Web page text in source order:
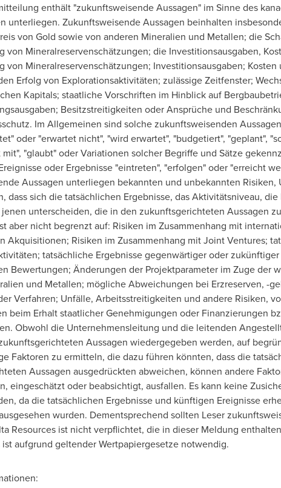
enthält "zukunftsweisende Aussagen" im Sinne des
unterliegen. Zukunftsweisende Aussagen beinhalten
von Gold sowie von anderen Mineralien und Metallen; die
von Mineralreservenschätzungen; die Investitionsausgaben,
von Mineralreservenschätzungen; Investitionsausgaben;
Erfolg von Explorationsaktivitäten; zulässige Zeitfenster;
Kapitals; staatliche Vorschriften im Hinblick auf
Besitzstreitigkeiten oder Ansprüche und
Im Allgemeinen sind solche zukunftsweisenden
oder "erwartet nicht", "wird erwartet", "budgetiert", "geplant",
"glaubt" oder Variationen solcher Begriffe und Sätze
oder Ergebnisse "eintreten", "erfolgen" oder "erreicht
Aussagen unterliegen bekannten und unbekannten
dass sich die tatsächlichen Ergebnisse, das Aktivitätsniveau,
unterscheiden, die in den zukunftsgerichteten Aussagen
aber nicht begrenzt auf: Risiken im Zusammenhang mit
Akquisitionen; Risiken im Zusammenhang mit Joint Ventures;
tatsächliche Ergebnisse gegenwärtiger oder
Bewertungen; Änderungen der Projektparameter im Zuge der
und Metallen; mögliche Abweichungen bei Erzreserven, -
Verfahren; Unfälle, Arbeitsstreitigkeiten und andere Risiken,
beim Erhalt staatlicher Genehmigungen oder Finanzierungen
Obwohl die Unternehmensleitung und die leitenden
Aussagen wiedergegeben werden, auf
Faktoren zu ermitteln, die dazu führen könnten, dass die
Aussagen ausgedrückten abweichen, können andere
eingeschätzt oder beabsichtigt, ausfallen. Es kann keine
da die tatsächlichen Ergebnisse und künftigen Ereignisse
wurden. Dementsprechend sollten Leser
Resources ist nicht verpflichtet, die in dieser Meldung
aufgrund geltender Wertpapiergesetze notwendig.